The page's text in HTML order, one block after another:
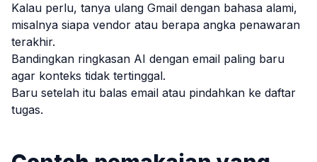
Kalau perlu, tanya ulang Gmail dengan bahasa alami,
misalnya siapa vendor atau berapa angka penawaran
terakhir.
Bandingkan ringkasan AI dengan email paling baru
agar konteks tidak tertinggal.
Baru setelah itu balas email atau pindahkan ke daftar
tugas.